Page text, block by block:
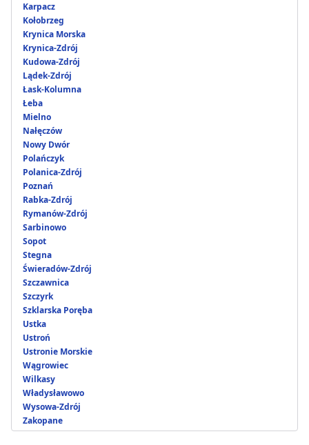
Karpacz
Kołobrzeg
Krynica Morska
Krynica-Zdrój
Kudowa-Zdrój
Lądek-Zdrój
Łask-Kolumna
Łeba
Mielno
Nałęczów
Nowy Dwór
Polańczyk
Polanica-Zdrój
Poznań
Rabka-Zdrój
Rymanów-Zdrój
Sarbinowo
Sopot
Stegna
Świeradów-Zdrój
Szczawnica
Szczyrk
Szklarska Poręba
Ustka
Ustroń
Ustronie Morskie
Wągrowiec
Wilkasy
Władysławowo
Wysowa-Zdrój
Zakopane